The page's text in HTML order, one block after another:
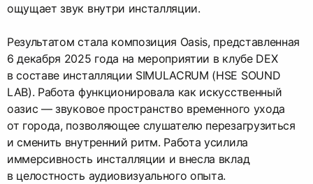
ощущает звук внутри инсталляции.
Результатом стала композиция Oasis, представленная
6 декабря 2025 года на мероприятии в клубе DEX
в составе инсталляции SIMULACRUM (HSE SOUND
LAB). Работа функционировала как искусственный
оазис –– звуковое пространство временного ухода
от города, позволяющее слушателю перезагрузиться
и сменить внутренний ритм. Работа усилила
иммерсивность инсталляции и внесла вклад
в целостность аудиовизуального опыта.